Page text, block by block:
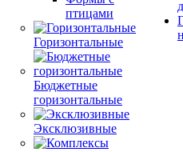
птицами
Горизонтальные
Бюджетные
горизонтальные
Эксклюзивные